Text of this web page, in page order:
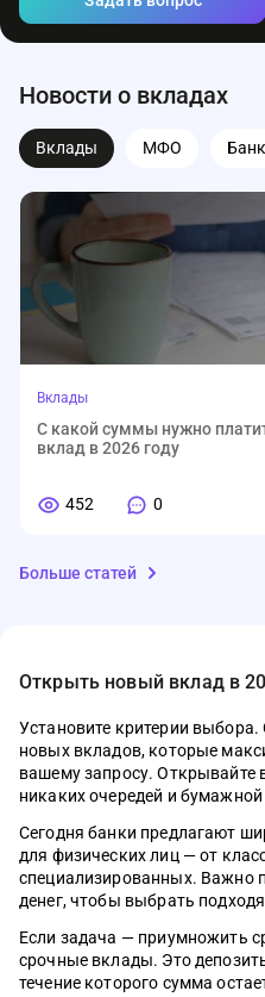
Новости о вкладах
Вклады МФО
Вклады
С какой суммы нужно
вклад в 2026 году
452 0
Семейная ипотека,
неделю
54
0
Что такое электронный
1544
0
Материнский капитал в
524 0
Ипотека без стресса:
540
0
Топ-5 кредитных карт с
1292 0
Как отличить кредит от
395 0
Больше статей
Открыть новый вклад в
Установите критерии
новых вкладов, которые
вашему запросу. Открывайте
никаких очередей и
Сегодня банки предлагают
для физических лиц — от
специализированных. Важно
денег, чтобы выбрать
Если задача — приумножить
срочные вклады. Это
течение которого сумма